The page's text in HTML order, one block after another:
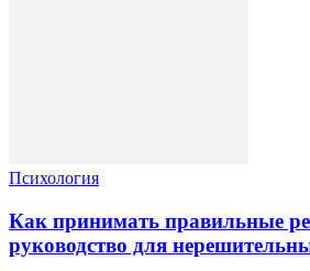
Психология
Как принимать правильные
руководство для